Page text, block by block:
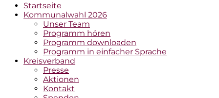
Startseite
Kommunalwahl 2026
Unser Team
Programm hören
Programm downloaden
Programm in einfacher Sprache
Kreisverband
Presse
Aktionen
Kontakt